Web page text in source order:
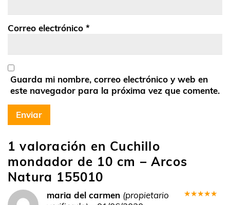
1 valoración en Cuchillo
mondador de 10 cm – Arcos
Natura 155010
maria del carmen (propietario
Correo electrónico *
Guarda mi nombre, correo electrónico y web en
este navegador para la próxima vez que comente.